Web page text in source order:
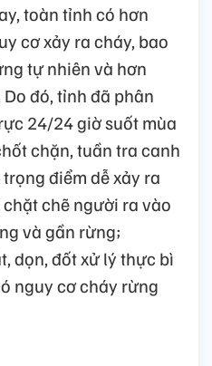
toàn tỉnh có hơn
cơ xảy ra cháy, bao
tự nhiên và hơn
đó, tỉnh đã phân
24/24 giờ suốt mùa
chặn, tuần tra canh
điểm dễ xảy ra
chẽ người ra vào
và gần rừng;
dọn, đốt xử lý thực bì
nguy cơ cháy rừng